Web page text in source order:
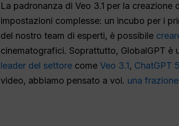
La padronanza di Veo 3.1 per la
impostazioni complesse: un incubo per i
del nostro team di esperti, è possibile
cinematografici. Soprattutto, GlobalGPT
leader del settore come Veo 3.1, ChatGPT
video, abbiamo pensato a voi. una